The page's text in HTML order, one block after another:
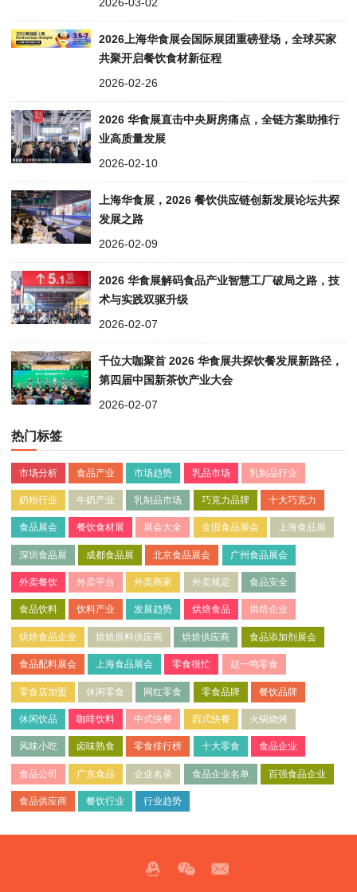
2026-03-02
2026上海华食展会国际展团重磅登场，全球买家
共聚开启餐饮食材新征程
2026-02-26
2026 华食展直击中央厨房痛点，全链方案助推行
业高质量发展
2026-02-10
上海华食展，2026 餐饮供应链创新发展论坛共探
发展之路
2026-02-09
2026 华食展解码食品产业智慧工厂破局之路，技
术与实践双驱升级
2026-02-07
千位大咖聚首 2026 华食展共探饮餐发展新路径，
第四届中国新茶饮产业大会
2026-02-07
热门标签
市场分析 食品产业 市场趋势 乳品市场 乳制品行业
奶粉行业 牛奶产业 乳制品市场 巧克力品牌 十大巧克力
食品展会 餐饮食材展 展会大全 全国食品展会 上海食品展
深圳食品展 成都食品展 北京食品展会 广州食品展会
外卖餐饮 外卖平台 外卖商家 外卖规定 食品安全
食品饮料 饮料产业 发展趋势 烘焙食品 烘焙企业
烘焙食品企业 烘焙原料供应商 烘焙供应商 食品添加剂展会
食品配料展会 上海食品展会 零食很忙 赵一鸣零食
零食店加盟 休闲零食 网红零食 零食品牌 餐饮品牌
休闲饮品 咖啡饮料 中式快餐 西式快餐 火锅烧烤
风味小吃 卤味熟食 零食排行榜 十大零食 食品企业
食品公司 广东食品 企业名录 食品企业名单 百强食品企业
食品供应商 餐饮行业 行业趋势